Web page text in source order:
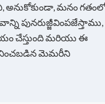
అనుకోకుండా, మనం
పునరుజ్జీవింపజేస్తాము,
చేస్తుంది మరియు ఈ
మెమరీని